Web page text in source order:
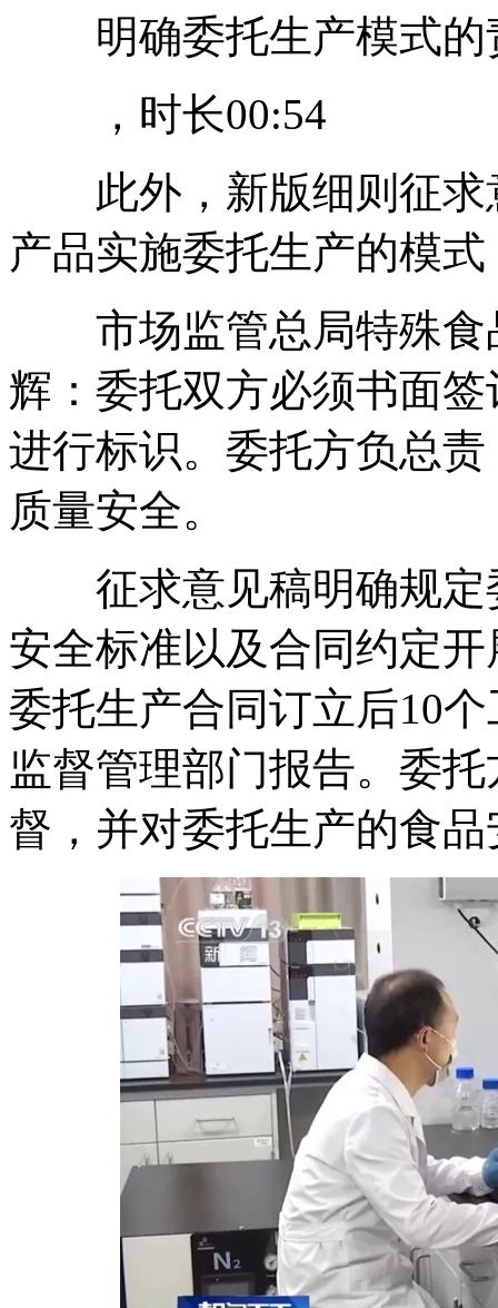
明确委托生产模式的
，时长00:54
此外，新版细则征求
产品实施委托生产的模
市场监管总局特殊食
辉：委托双方必须书面
进行标识。委托方负总
质量安全。
征求意见稿明确规定
安全标准以及合同约定
委托生产合同订立后10
监督管理部门报告。委
督，并对委托生产的食